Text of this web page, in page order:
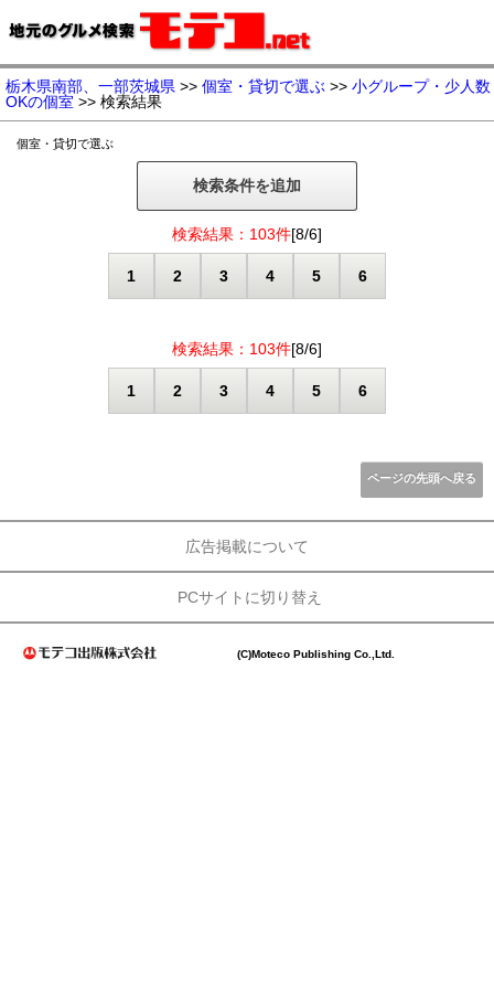
栃木県南部、一部茨城県 >> 個室・貸切で選ぶ >> 小グループ・少人数
OKの個室 >> 検索結果
個室・貸切で選ぶ
検索条件を追加
検索結果：103件[8/6]
1 2 3 4 5 6
検索結果：103件[8/6]
1 2 3 4 5 6
ページの先頭へ戻る
広告掲載について
PCサイトに切り替え
(C)Moteco Publishing Co.,Ltd.